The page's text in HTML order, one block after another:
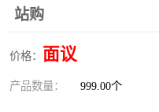
站购
价格： 面议
产品数量： 999.00个